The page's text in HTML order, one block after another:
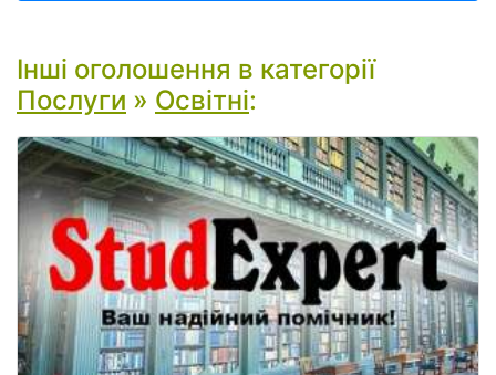
Інші оголошення в категорії
Послуги » Освітні: